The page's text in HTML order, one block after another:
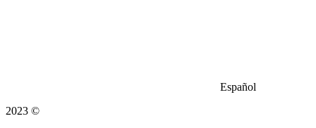
Español
2023 ©